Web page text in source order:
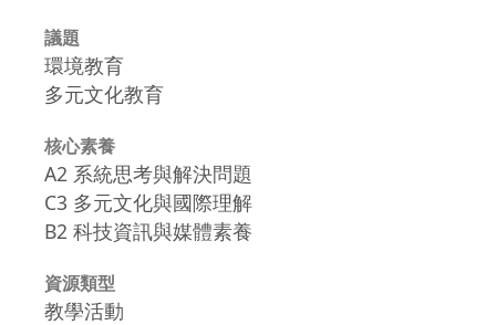
議題
環境教育
多元文化教育
核心素養
A2 系統思考與解決問題
C3 多元文化與國際理解
B2 科技資訊與媒體素養
資源類型
教學活動